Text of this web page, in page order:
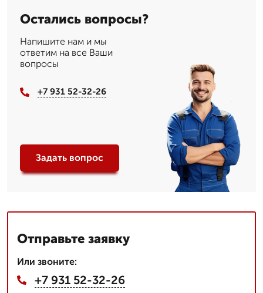
Остались вопросы?
Напишите нам и мы
ответим на все Ваши
вопросы
+7 931 52-32-26
Задать вопрос
Отправьте заявку
Или звоните:
+7 931 52-32-26